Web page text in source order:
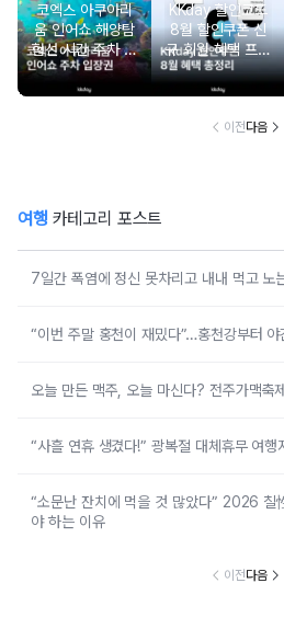
코엑스 아쿠아리
움 인어쇼 해양탐
험선 시간 주차 입
장권 할인
KKday 할인코드
8월 할인쿠폰 신
규 회원 혜택 프로
모션 할인 모음
이전다음
여행 카테고리 포스트
7일간 폭염에 정신 못차리고 내내 먹고 노
“이번 주말 홍천이 재밌다”…홍천강부터 야
오늘 만든 맥주, 오늘 마신다? 전주가맥축
“사흘 연휴 생겼다!” 광복절 대체휴무 여행
“소문난 잔치에 먹을 것 많았다” 2026 칠
야 하는 이유
이전다음